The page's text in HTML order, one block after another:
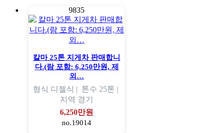
9835
칼마 25톤 지게차 판매합니
다.(람 포함: 6,250만원, 제
외…
형식 디젤식 | 톤수 25톤 |
지역 경기
6,250만원
no.19014